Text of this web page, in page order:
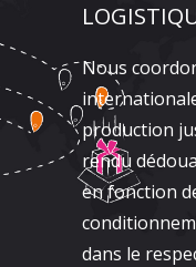
Nous
production
rendu
en fonction
dans le